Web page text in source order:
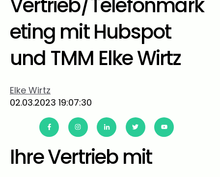
Vertrieb/Telefonmark
eting mit Hubspot
und TMM Elke Wirtz
Elke Wirtz
02.03.2023 19:07:30
Ihre Vertrieb mit